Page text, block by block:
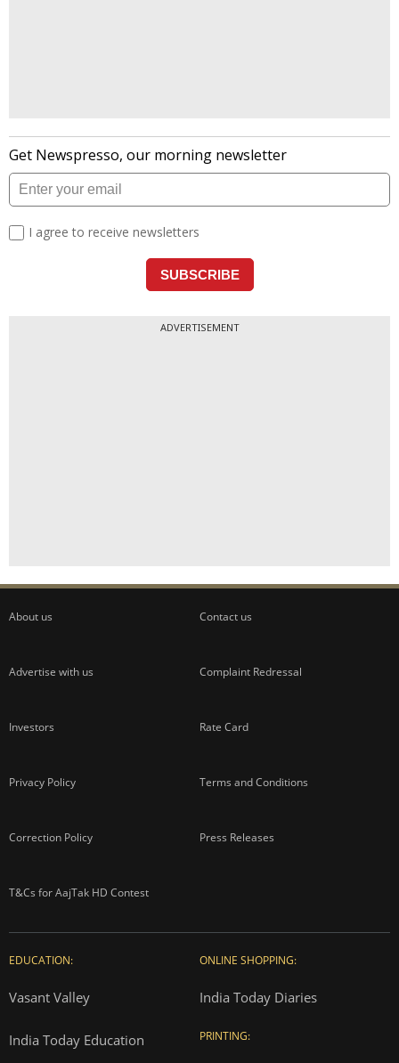
ADVERTISEMENT
About us Contact us
Advertise with us Complaint Redressal
Investors Rate Card
Privacy Policy Terms and Conditions
Correction Policy Press Releases
T&Cs for AajTak HD Contest
EDUCATION:
Vasant Valley
India Today Education
ONLINE SHOPPING:
India Today Diaries
PRINTING: